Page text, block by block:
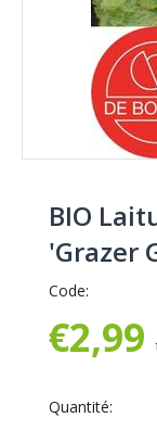
BIO
'Grazer
Code:
€2,99
Quantité: